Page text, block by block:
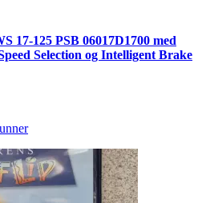
17-125 PSB 06017D1700 med
Selection og Intelligent Brake